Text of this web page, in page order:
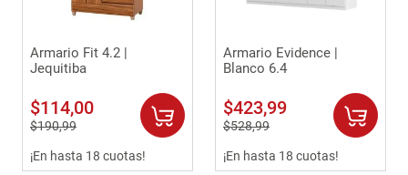
Armario Fit 4.2 |
Jequitiba
$114,00
$190,99
¡En hasta 18 cuotas!
Armario Evidence |
Blanco 6.4
$423,99
$528,99
¡En hasta 18 cuotas!